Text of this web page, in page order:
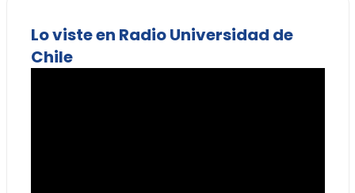
Lo viste en Radio Universidad de
Chile